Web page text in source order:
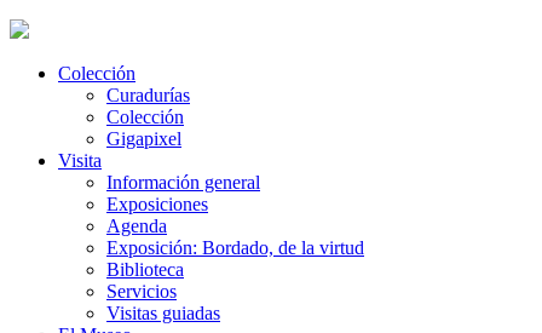
Colección
Curadurías
Colección
Gigapixel
Visita
Información general
Exposiciones
Agenda
Exposición: Bordado, de la virtud
Biblioteca
Servicios
Visitas guiadas